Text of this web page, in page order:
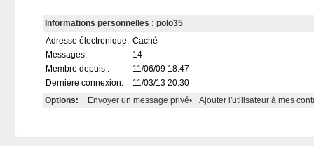
Informations personnelles : polo35
Adresse électronique: Caché
Messages:
14
Membre depuis :
11/06/09 18:47
Dernière connexion:
11/03/13 20:30
Options:
Envoyer un message privé• Ajouter l'utilisateur à mes